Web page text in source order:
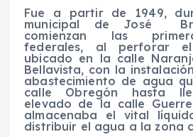
Fue a partir de 1949,
municipal de José
comienzan las
federales, al perforar
ubicado en la calle
Bellavista, con la
abastecimiento de agua
calle Obregón hasta
elevado de la calle
almacenaba el vital
distribuir el agua a la zona